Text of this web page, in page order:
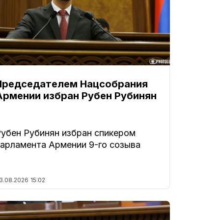
Нацсобрания
избран Рубен Рубинян
Рубинян избран спикером
Армении 9-го созыва
15:02